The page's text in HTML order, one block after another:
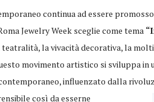
continua ad essere
Jewelry Week sceglie come tema
la vivacità decorativa, la
movimento artistico si sviluppa in
influenzato dalla
così da esserne